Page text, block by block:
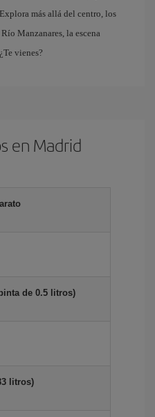
más allá del centro, los
Manzanares, la escena
vienes?
en Madrid
de 0.5 litros)
litros)